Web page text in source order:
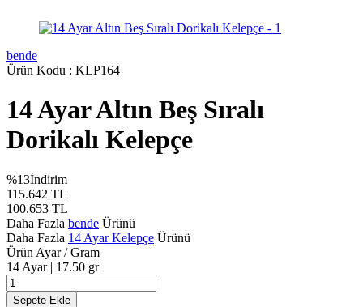
bende
Ürün Kodu : KLP164
14 Ayar Altın Beş Sıralı
Dorikalı Kelepçe
%13İndirim
115.642 TL
100.653 TL
Daha Fazla bende Ürünü
Daha Fazla 14 Ayar Kelepçe Ürünü
Ürün Ayar / Gram
14 Ayar | 17.50 gr
Sepete Ekle